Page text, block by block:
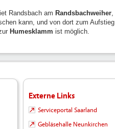
Randsbach am Randsbachweiher,
kann, und von dort zum Aufstieg
Humesklamm ist möglich.
Externe Links
Serviceportal Saarland
Gebläsehalle Neunkirchen